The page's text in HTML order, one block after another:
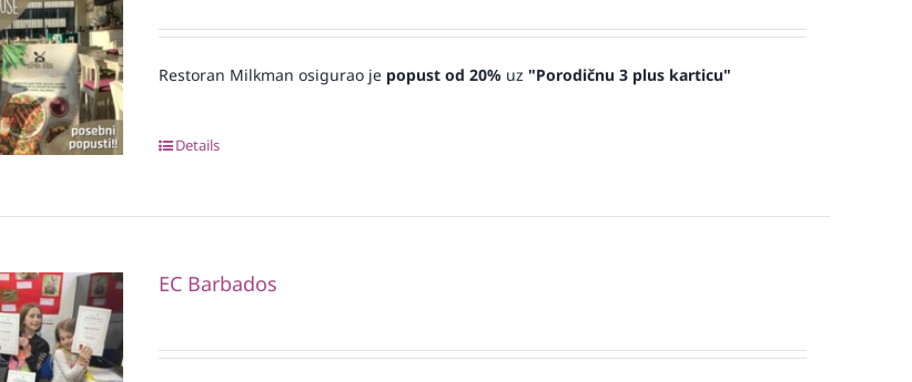
Restoran Milkman osigurao je popust od 20%uz "Porodičnu 3 plus karticu"
Details
EC Barbados